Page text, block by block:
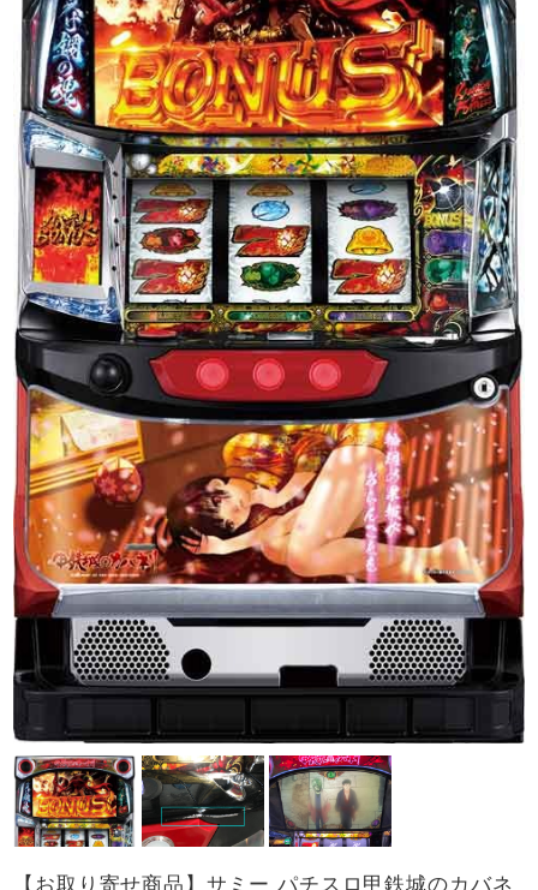
【お取り寄せ商品】サミー パチスロ甲鉄城のカバネ